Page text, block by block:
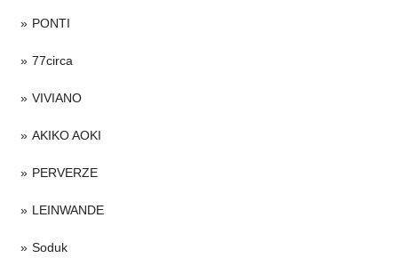
PONTI
77circa
VIVIANO
AKIKO AOKI
PERVERZE
LEINWANDE
Soduk